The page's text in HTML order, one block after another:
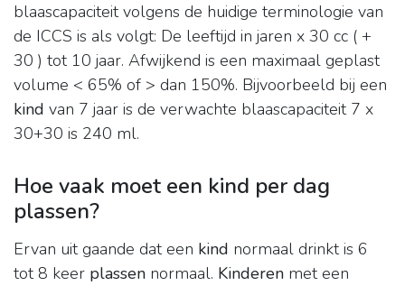
blaascapaciteit volgens de huidige terminologie van
de ICCS is als volgt: De leeftijd in jaren x 30 cc ( +
30 ) tot 10 jaar. Afwijkend is een maximaal geplast
volume < 65% of > dan 150%. Bijvoorbeeld bij een
kind van 7 jaar is de verwachte blaascapaciteit 7 x
30+30 is 240 ml.
Hoe vaak moet een kind per dag
plassen?
Ervan uit gaande dat een kind normaal drinkt is 6
tot 8 keer plassen normaal. Kinderen met een